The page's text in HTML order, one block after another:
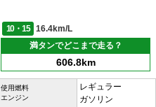
10・15
16.4km/L
満タンでどこまで走る？
606.8km
使用燃料
エンジン
レギュラー
ガソリン